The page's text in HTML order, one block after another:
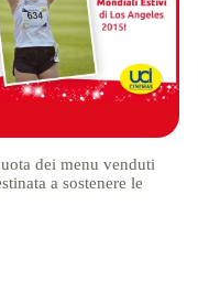
dei menu venduti
a sostenere le